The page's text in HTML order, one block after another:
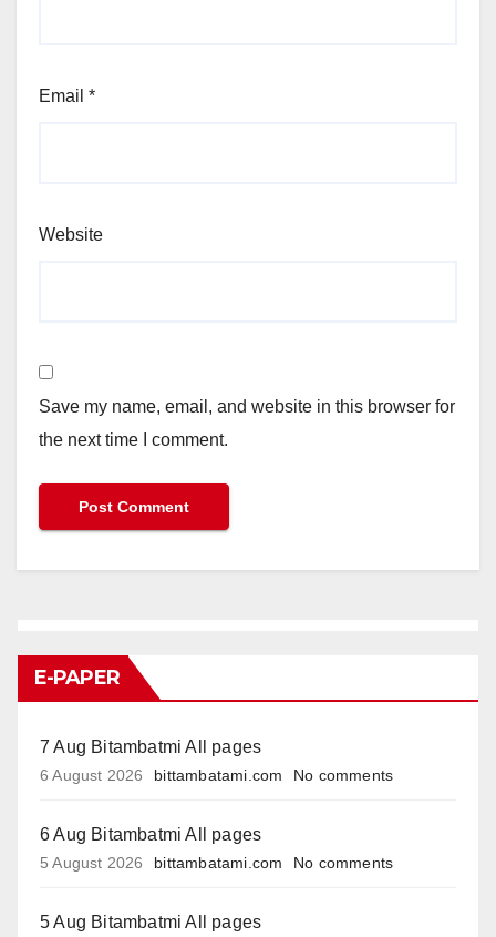
Email *
Website
Save my name, email, and website in this browser for
the next time I comment.
E-PAPER
7 Aug Bitambatmi All pages
6 August 2026 bittambatami.com No comments
6 Aug Bitambatmi All pages
5 August 2026 bittambatami.com No comments
5 Aug Bitambatmi All pages